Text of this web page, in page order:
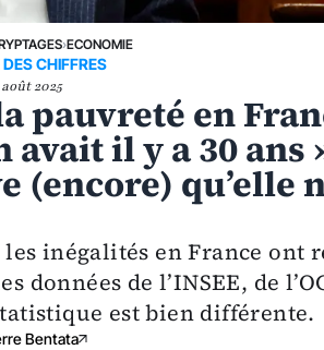
›ECONOMIE
CHIFFRES
août 2025
pauvreté en
il y a 30 ans
(encore) qu’elle
inégalités en France ont
données de l’INSEE, de
est bien différente.
Bentata